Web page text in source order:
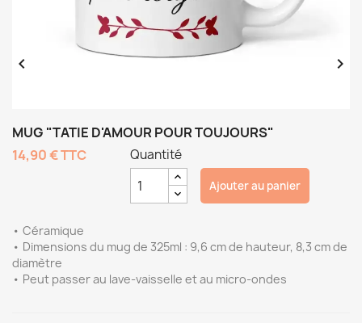
 
MUG "TATIE D'AMOUR POUR TOUJOURS"
14,90 €TTC
• Céramique
• Dimensions du mug de 325ml : 9,6 cm de hauteur, 8,3 cm de
diamètre
• Peut passer au lave-vaisselle et au micro-ondes
Quantité
Ajouter au panier